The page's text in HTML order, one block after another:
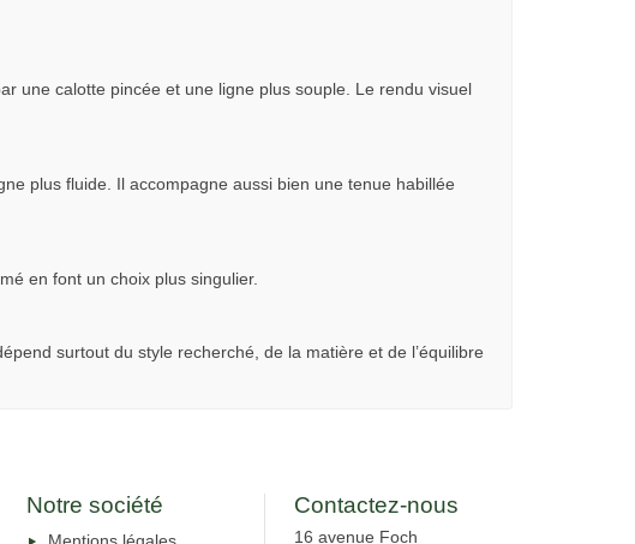
une calotte pincée et une ligne plus souple. Le rendu visuel
plus fluide. Il accompagne aussi bien une tenue habillée
en font un choix plus singulier.
surtout du style recherché, de la matière et de l’équilibre
Notre société Contactez-nous
16 avenue Foch